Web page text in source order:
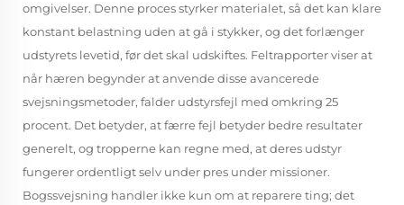
omgivelser. Denne proces styrker materialet, så det kan klare
konstant belastning uden at gå i stykker, og det forlænger
udstyrets levetid, før det skal udskiftes. Feltrapporter viser at
når hæren begynder at anvende disse avancerede
svejsningsmetoder, falder udstyrsfejl med omkring 25
procent. Det betyder, at færre fejl betyder bedre resultater
generelt, og tropperne kan regne med, at deres udstyr
fungerer ordentligt selv under pres under missioner.
Bogssvejsning handler ikke kun om at reparere ting; det